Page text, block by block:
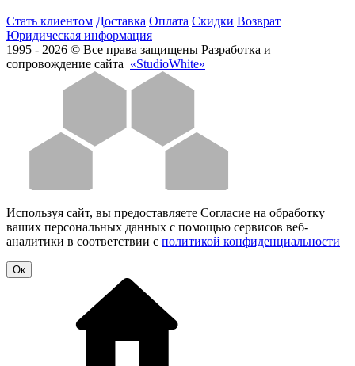
Стать клиентом Доставка Оплата Скидки Возврат
Юридическая информация
1995 - 2026 © Все права защищены Разработка и
сопровождение сайта «StudioWhite»
Используя сайт, вы предоставляете Согласие на обработку
ваших персональных данных с помощью сервисов веб-
аналитики в соответствии с политикой конфиденциальности
Oк